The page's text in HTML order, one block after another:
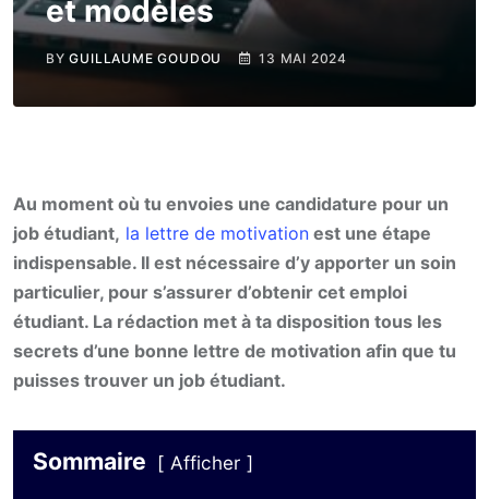
et modèles
BYGUILLAUME GOUDOU 13 MAI 2024
Au moment où tu envoies une candidature pour un
job étudiant, la lettre de motivation est une étape
indispensable. Il est nécessaire d’y apporter un soin
particulier, pour s’assurer d’obtenir cet emploi
étudiant. La rédaction met à ta disposition tous les
secrets d’une bonne lettre de motivation afin que tu
puisses trouver un job étudiant.
Sommaire Afficher